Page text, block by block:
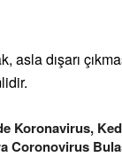
asla dışarı
Koronavirus,
Coronovirus